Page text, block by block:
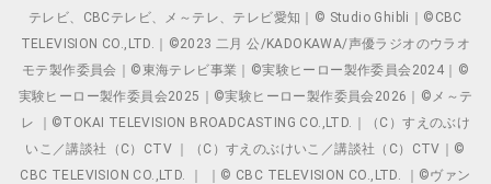
テレビ、CBCテレビ、メ～テレ、テレビ愛知｜© Studio Ghibli｜©CBC
TELEVISION CO.,LTD.｜©2023 二月 公/KADOKAWA/声優ラジオのウラオ
モテ製作委員会｜©東海テレビ事業｜©実験ヒーロー製作委員会2024｜©
実験ヒーロー製作委員会2025｜©実験ヒーロー製作委員会2026｜©メ～テ
レ ｜©TOKAI TELEVISION BROADCASTING CO.,LTD.｜（C）すえのぶけ
いこ／講談社（C）CTV ｜（C）すえのぶけいこ／講談社（C）CTV｜©
CBC TELEVISION CO.,LTD. ｜ ｜© CBC TELEVISION CO.,LTD. ｜©ヴァン